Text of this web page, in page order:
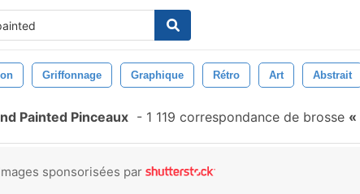
Griffonnage Graphique Rétro Art Abstrait
Painted Pinceaux - 1 119 correspondance de brosse
sponsorisées par